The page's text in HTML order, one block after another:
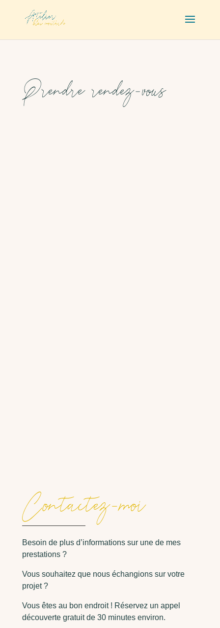
Prendre rendez-vous
Contactez-moi
Besoin de plus d’informations sur une de mes
prestations ?
Voussouhaitez que nous échangions sur votre
projet ?
Vous êtes au bon endroit ! Réservez un appel
découverte gratuit de 30 minutes environ.